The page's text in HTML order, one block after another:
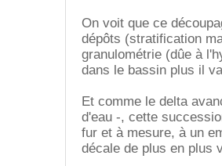
On voit que ce
dépôts (stratification
granulométrie (dûe à
dans le bassin plus il
Et comme le delta
d'eau -, cette
fur et à mesure, à un
décale de plus en plus